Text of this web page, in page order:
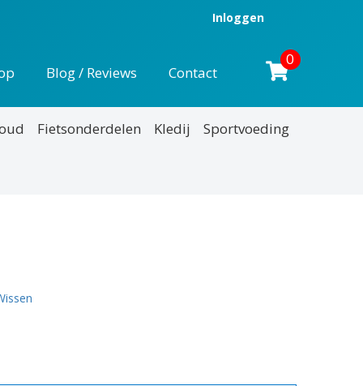
Inloggen
Blog / Reviews Contact
0
Fietsonderdelen Kledij Sportvoeding